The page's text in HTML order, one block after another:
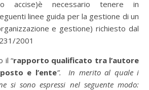
accise)è necessario tenere in
linee guida per la gestione di un
e gestione) richiesto dal
2001
il “rapporto qualificato tra l’autore
e l’ente”. In merito al quale i
si sono espressi nel seguente modo: